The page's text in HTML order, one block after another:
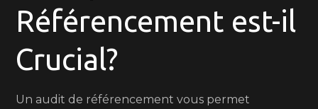
Référencement est-il
Crucial?
Un audit de référencement vous permet